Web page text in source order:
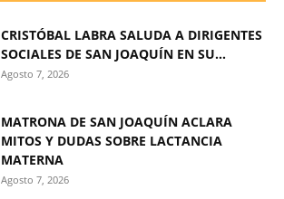
CRISTÓBAL LABRA SALUDA A DIRIGENTES
SOCIALES DE SAN JOAQUÍN EN SU...
Agosto 7, 2026
MATRONA DE SAN JOAQUÍN ACLARA
MITOS Y DUDAS SOBRE LACTANCIA
MATERNA
Agosto 7, 2026